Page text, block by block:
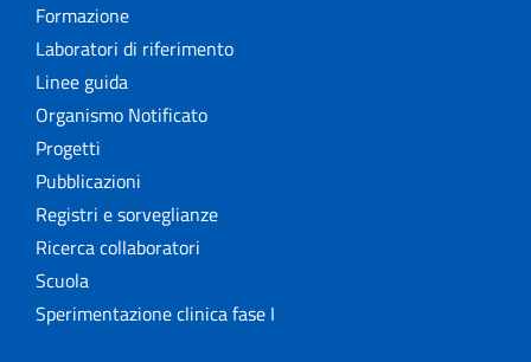
Formazione
Laboratori di riferimento
Linee guida
Organismo Notificato
Progetti
Pubblicazioni
Registri e sorveglianze
Ricerca collaboratori
Scuola
Sperimentazione clinica fase I